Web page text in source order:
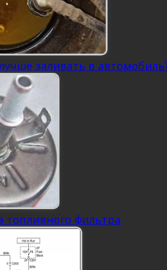
заливать в
фильтра